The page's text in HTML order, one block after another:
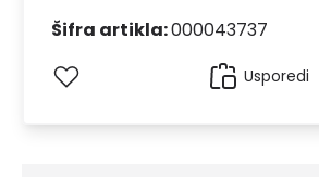
Šifra artikla:000043737
Usporedi